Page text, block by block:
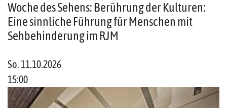
Woche des Sehens: Berührung der Kulturen:
Eine sinnliche Führung für Menschen mit
Sehbehinderung im RJM
So. 11.10.2026
15:00